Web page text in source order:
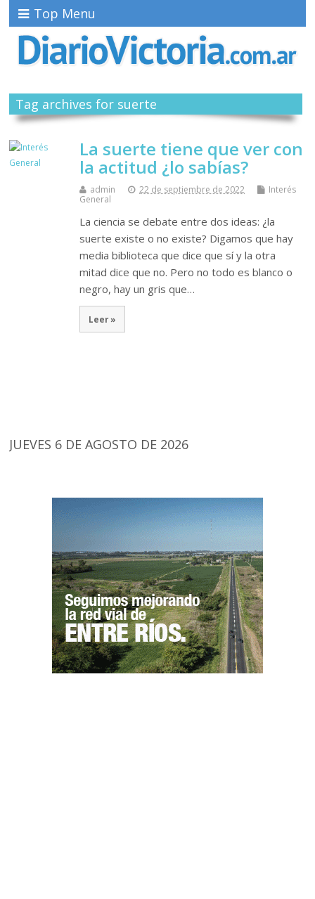
Top Menu
Tag archives for suerte
La suerte tiene que ver con
la actitud ¿lo sabías?
admin 22 de septiembre de 2022
Interés
General
La ciencia se debate entre dos ideas: ¿la
suerte existe o no existe? Digamos que hay
media biblioteca que dice que sí y la otra
mitad dice que no. Pero no todo es blanco o
negro, hay un gris que…
Leer »
JUEVES 6 DE AGOSTO DE 2026